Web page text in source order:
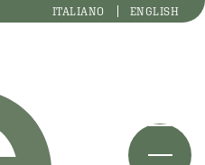
ITALIANO ENGLISH